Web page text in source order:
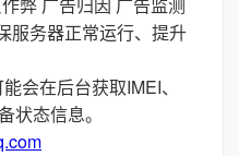
服务器正常运行、提升
会在后台获取IMEI、
状态信息。